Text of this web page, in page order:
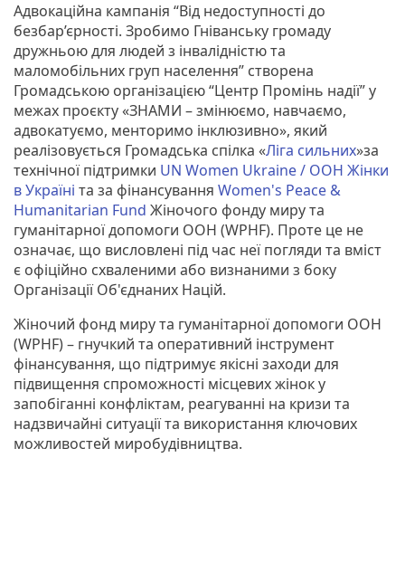
Адвокаційна кампанія “Від недоступності до
безбар’єрності. Зробимо Гніванську громаду
дружньою для людей з інвалідністю та
маломобільних груп населення” створена
Громадською організацією “Центр Промінь надії” у
межах проєкту «ЗНАМИ – змінюємо, навчаємо,
адвокатуємо, менторимо інклюзивно», який
реалізовується Громадська спілка «Ліга сильних»за
технічної підтримки UN Women Ukraine / ООН Жінки
в Україні та за фінансування Women's Peace &
Humanitarian Fund Жіночого фонду миру та
гуманітарної допомоги ООН (WPHF). Проте це не
означає, що висловлені під час неї погляди та вміст
є офіційно схваленими або визнаними з боку
Організації Об'єднаних Націй.
Жіночий фонд миру та гуманітарної допомоги ООН
(WPHF) – гнучкий та оперативний інструмент
фінансування, що підтримує якісні заходи для
підвищення спроможності місцевих жінок у
запобіганні конфліктам, реагуванні на кризи та
надзвичайні ситуації та використання ключових
можливостей миробудівництва.